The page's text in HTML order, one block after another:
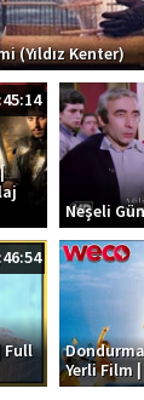
(Yıldız Kenter)
Neşeli
Full
Yerli Film